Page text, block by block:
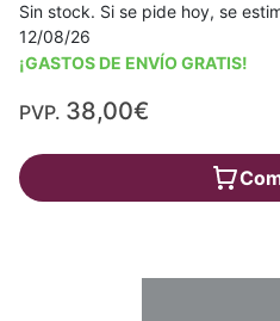
Sin stock. Si se pide hoy, se
12/08/26
¡GASTOS DE ENVÍO GRATIS!
PVP. 38,00€